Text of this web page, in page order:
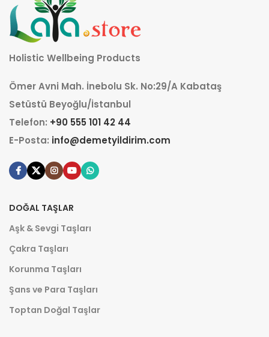
Holistic Wellbeing Products
Ömer Avni Mah. İnebolu Sk. No:29/A Kabataş
Setüstü Beyoğlu/İstanbul
Telefon: +90 555 101 42 44
E-Posta: info@demetyildirim.com
DOĞAL TAŞLAR
Aşk & Sevgi Taşları
Çakra Taşları
Korunma Taşları
Şans ve Para Taşları
Toptan Doğal Taşlar